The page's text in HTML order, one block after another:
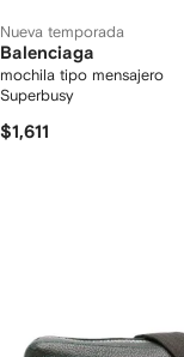
Nueva temporada
Balenciaga
mochila tipo mensajero
Superbusy
$1,611